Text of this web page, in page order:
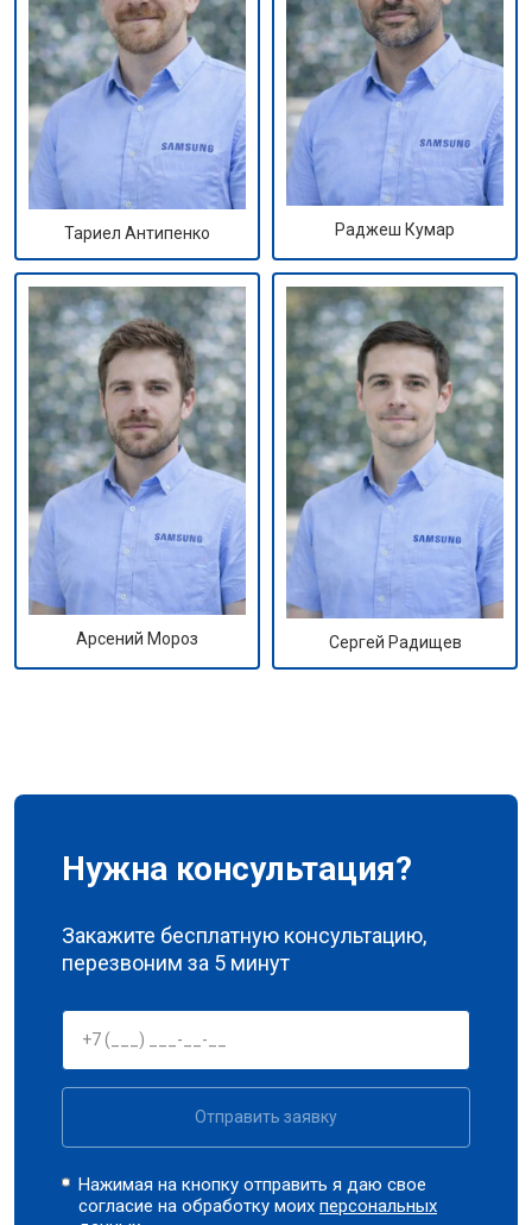
Тариел Антипенко Раджеш Кумар
Арсений Мороз Сергей Радищев
Нужна консультация?
Закажите бесплатную консультацию,
перезвоним за 5 минут
Отправить заявку
Нажимая на кнопку отправить я даю свое
согласие на обработку моихперсональных